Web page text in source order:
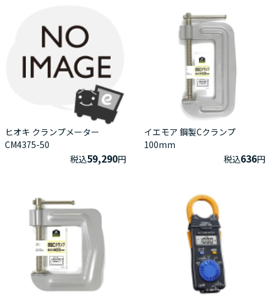
ヒオキ クランプメーター
CM4375-50
税込59,290円
イエモア 鋼製Cクランプ
100mm
税込636円